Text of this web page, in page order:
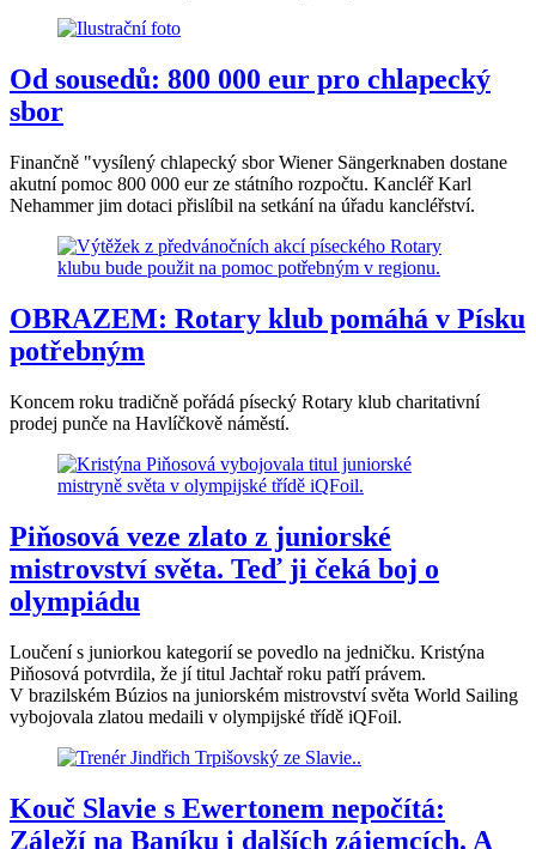
Od sousedů: 800 000 eur pro chlapecký
sbor
Finančně "vysílený chlapecký sbor Wiener Sängerknaben dostane
akutní pomoc 800 000 eur ze státního rozpočtu. Kancléř Karl
Nehammer jim dotaci přislíbil na setkání na úřadu kancléřství.
OBRAZEM: Rotary klub pomáhá v Písku
potřebným
Koncem roku tradičně pořádá písecký Rotary klub charitativní
prodej punče na Havlíčkově náměstí.
Piňosová veze zlato z juniorské
mistrovství světa. Teď ji čeká boj o
olympiádu
Loučení s juniorkou kategorií se povedlo na jedničku. Kristýna
Piňosová potvrdila, že jí titul Jachtař roku patří právem.
V brazilském Búzios na juniorském mistrovství světa World Sailing
vybojovala zlatou medaili v olympijské třídě iQFoil.
Kouč Slavie s Ewertonem nepočítá:
Záleží na Baníku i dalších zájemcích. A